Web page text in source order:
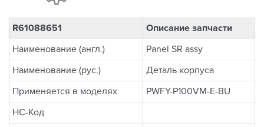
R61088651
Описание запчасти
Наименование (англ.)
Panel SR assy
Наименование (рус.)
Деталь корпуса
Применяется в моделях
PWFY-P100VM-E-BU
НС-Код